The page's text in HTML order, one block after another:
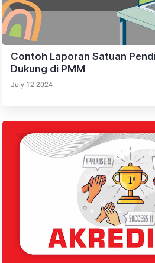
Contoh Laporan Satuan
Dukung di PMM
July 12 2024